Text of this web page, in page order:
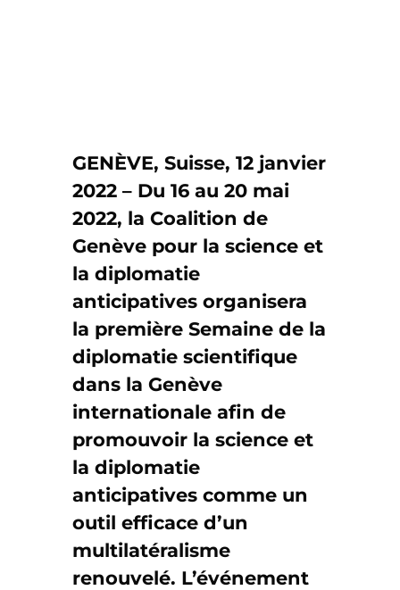
GENÈVE, Suisse, 12 janvier
2022 – Du 16 au 20 mai
2022, la Coalition de
Genève pour la science et
la diplomatie
anticipatives organisera
la première Semaine de la
diplomatie scientifique
dans la Genève
internationale afin de
promouvoir la science et
la diplomatie
anticipatives comme un
outil efficace d’un
multilatéralisme
renouvelé. L’événement